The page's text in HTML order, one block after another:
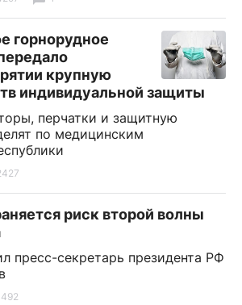
горнорудное
крупную
индивидуальной защиты
перчатки и защитную
по медицинским
риск второй волны
пресс-секретарь президента РФ